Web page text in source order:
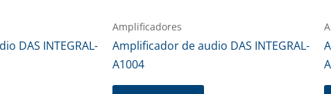
DAS INTEGRAL-
Amplificadores
Amplificador de audio DAS INTEGRAL-
A1004